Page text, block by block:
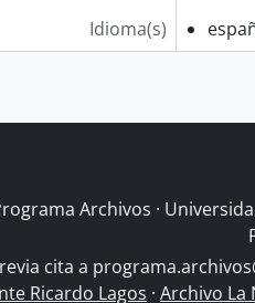
Idioma(s)
Archivos ·
cita a
Ricardo Lagos · Archivo La